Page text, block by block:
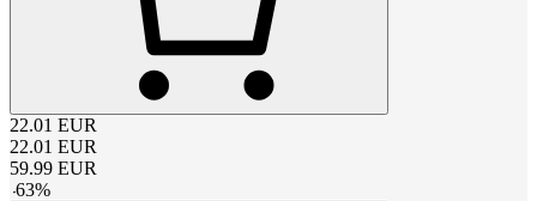
22.01 EUR
22.01 EUR
59.99 EUR
-63%